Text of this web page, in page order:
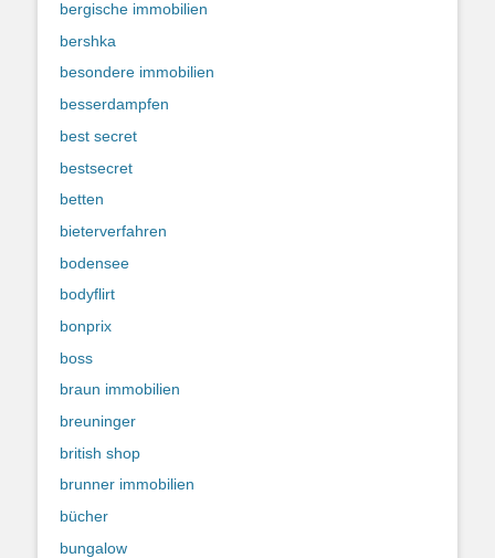
bergische immobilien
bershka
besondere immobilien
besserdampfen
best secret
bestsecret
betten
bieterverfahren
bodensee
bodyflirt
bonprix
boss
braun immobilien
breuninger
british shop
brunner immobilien
bücher
bungalow